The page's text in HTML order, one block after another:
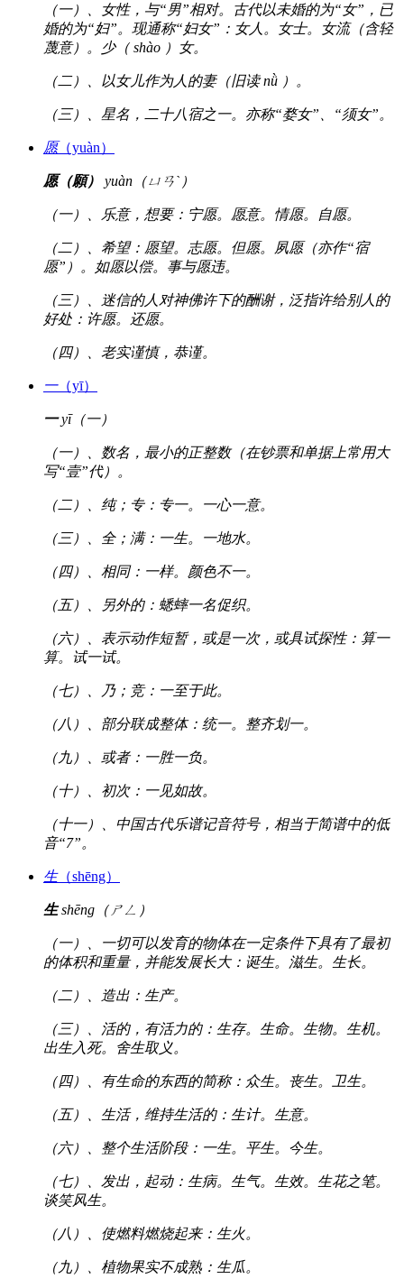
（一）、女性，与“男”相对。古代以未婚的为“女”，已
婚的为“妇”。现通称“妇女”：女人。女士。女流（含轻
蔑意）。少（ shào ）女。
（二）、以女儿作为人的妻（旧读 nǜ ）。
（三）、星名，二十八宿之一。亦称“婺女”、“须女”。
愿（yuàn）
愿（願） yuàn（ㄩㄢˋ）
（一）、乐意，想要：宁愿。愿意。情愿。自愿。
（二）、希望：愿望。志愿。但愿。夙愿（亦作“宿
愿”）。如愿以偿。事与愿违。
（三）、迷信的人对神佛许下的酬谢，泛指许给别人的
好处：许愿。还愿。
（四）、老实谨慎，恭谨。
一（yī）
一yī（一）
（一）、数名，最小的正整数（在钞票和单据上常用大
写“壹”代）。
（二）、纯；专：专一。一心一意。
（三）、全；满：一生。一地水。
（四）、相同：一样。颜色不一。
（五）、另外的：蟋蟀一名促织。
（六）、表示动作短暂，或是一次，或具试探性：算一
算。试一试。
（七）、乃；竞：一至于此。
（八）、部分联成整体：统一。整齐划一。
（九）、或者：一胜一负。
（十）、初次：一见如故。
（十一）、中国古代乐谱记音符号，相当于简谱中的低
音“7”。
生（shēng）
生shēng（ㄕㄥ）
（一）、一切可以发育的物体在一定条件下具有了最初
的体积和重量，并能发展长大：诞生。滋生。生长。
（二）、造出：生产。
（三）、活的，有活力的：生存。生命。生物。生机。
出生入死。舍生取义。
（四）、有生命的东西的简称：众生。丧生。卫生。
（五）、生活，维持生活的：生计。生意。
（六）、整个生活阶段：一生。平生。今生。
（七）、发出，起动：生病。生气。生效。生花之笔。
谈笑风生。
（八）、使燃料燃烧起来：生火。
（九）、植物果实不成熟：生瓜。